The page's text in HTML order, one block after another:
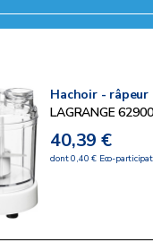
Hachoir - râpeur
LAGRANGE
40,39 €
dont 0,40 € Eco-